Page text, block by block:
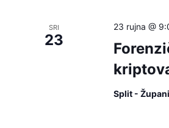
SRI
23
23 rujna @
Split -